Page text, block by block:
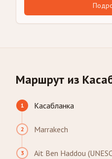
Маршрут из
1 Касабланка
2 Marrakech
3 Ait Ben Haddou